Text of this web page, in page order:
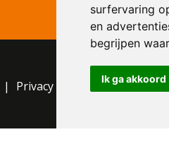
surfervaring
en
begrijpen
Ik ga akkoord
Privacy Statement